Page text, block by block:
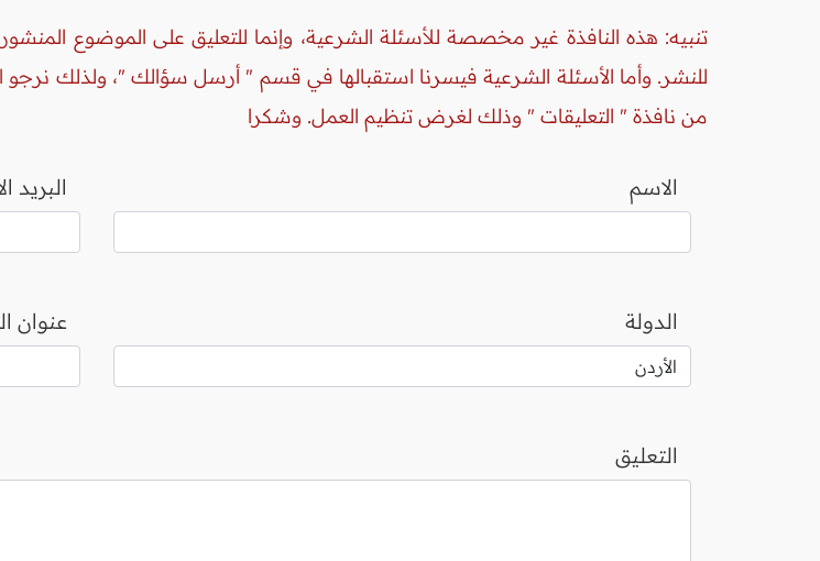
تنبيه: هذه النافذة غير مخصصة للأسئلة الشرعية، وإنما للتعليق على الموضوع
للنشر. وأما الأسئلة الشرعية فيسرنا استقبالها في قسم " أرسل سؤالك "، ولذلك
من نافذة " التعليقات " وذلك لغرض تنظيم العمل. وشكرا
الاسم البريد
الدولة عنوان
التعليق